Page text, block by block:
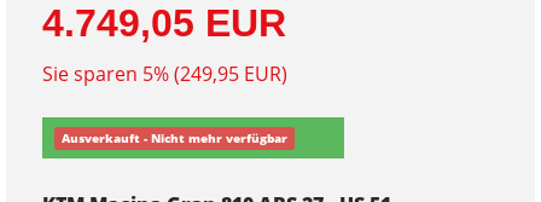
4.749,05 EUR
Sie sparen 5% (249,95 EUR)
Ausverkauft - Nicht mehr verfügbar